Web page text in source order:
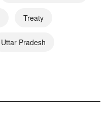
Treaty
Uttar Pradesh